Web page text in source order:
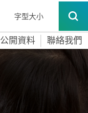
字型大小
公開資料 聯絡我們